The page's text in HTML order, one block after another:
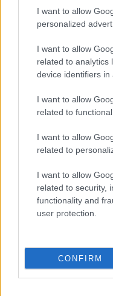
I want to allow
personalized
I want to allow
related to analytics
device identifiers in
I want to allow
related to
I want to allow
related to
I want to allow
related to security,
functionality and
user protection.
CONFIRM
«Non ho avuto
dubbi, ho subito
sentito la
chiamata»
live
ARTICOLI
Chiara Ferragni e
le voci di crisi